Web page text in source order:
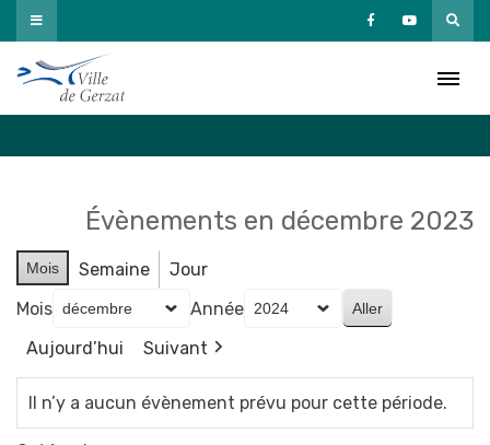
Passer
au
contenu
Évènements en décembre 2023
Mois Semaine
Jour
Mois
Année
Aujourd’hui
Suivant
Il n’y a aucun évènement prévu pour cette période.